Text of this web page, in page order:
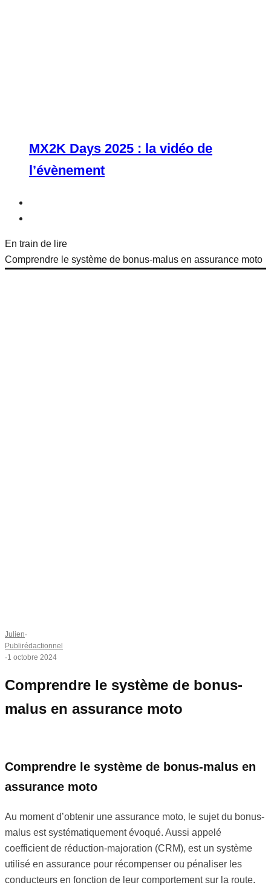
MX2K Days 2025 : la vidéo de
l’évènement
En train de lire
Comprendre le système de bonus-malus en assurance moto
Julien·
Publirédactionnel
·1 octobre 2024
Comprendre le système de bonus-
malus en assurance moto
Comprendre le système de bonus-malus en
assurance moto
Au moment d’obtenir une assurance moto, le sujet du bonus-
malus est systématiquement évoqué. Aussi appelé
coefficient de réduction-majoration (CRM), est un système
utilisé en assurance pour récompenser ou pénaliser les
conducteurs en fonction de leur comportement sur la route.